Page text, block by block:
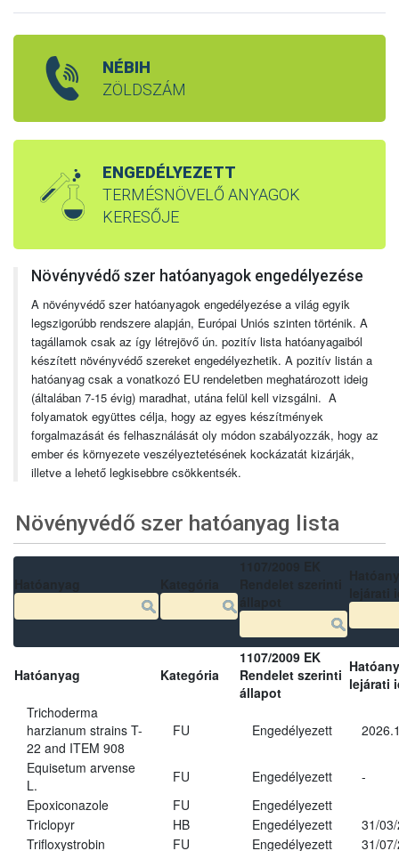
NÉBIH
ZÖLDSZÁM
ENGEDÉLYEZETT
TERMÉSNÖVELŐ ANYAGOK
KERESŐJE
Növényvédő szer hatóanyagok engedélyezése
A növényvédő szer hatóanyagok engedélyezése a világ egyik
legszigorúbb rendszere alapján, Európai Uniós szinten történik. A
tagállamok csak az így létrejövő ún. pozitív lista hatóanyagaiból
készített növényvédő szereket engedélyezhetik. A pozitív listán a
hatóanyag csak a vonatkozó EU rendeletben meghatározott ideig
(általában 7-15 évig) maradhat, utána felül kell vizsgálni. A
folyamatok együttes célja, hogy az egyes készítmények
forgalmazását és felhasználását oly módon szabályozzák, hogy az
ember és környezete veszélyeztetésének kockázatát kizárják,
illetve a lehető legkisebbre csökkentsék.
Növényvédő szer hatóanyag lista
Hatóanyag Kategória
1107/2009 EK
Rendelet szerinti
állapot
lejárati
Trichoderma
harzianum strains T-
22 and ITEM 908
FU Engedélyezett
Equisetum arvense
L.
FU Engedélyezett
-
Epoxiconazole
FU
Engedélyezett
Triclopyr
HB Engedélyezett
31/
Trifloxystrobin
FU Engedélyezett
31/